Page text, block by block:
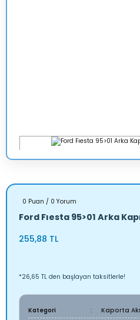
0 Puan / 0 Yorum
Ford Fıesta 95>01 Arka
255,88 TL
*26,65 TL den başlayan taksitlerle!
Kategori
Kaporta